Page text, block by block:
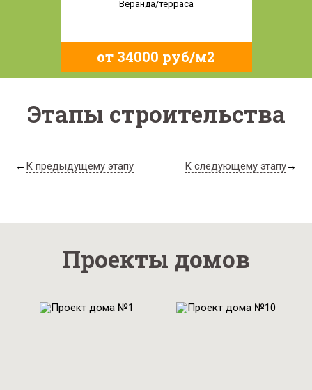
Веранда/терраса
от 34000 руб/м2
Этапы строительства
← К предыдущему этапу К следующему этапу→
Проекты домов